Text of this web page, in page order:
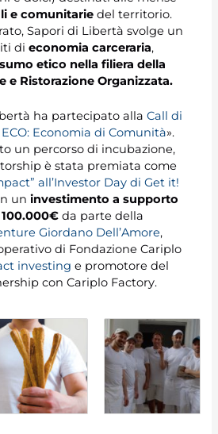
e comunitarie del territorio.
Sapori di Libertà svolge un
dieconomia carceraria,
etico nella filiera della
e Ristorazione Organizzata.
ha partecipato allaCall di
Economia di Comunità».
un percorso di incubazione,
è stata premiata come
all’Investor Day di Get it!
uninvestimento a supporto
100.000€da parte della
Giordano Dell’Amore,
di Fondazione Cariplo
investinge promotore del
con Cariplo Factory.